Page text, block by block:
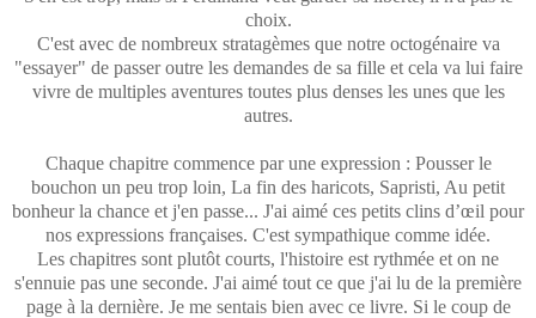
choix.
C'est avec de nombreux stratagèmes que notre octogénaire va
"essayer" de passer outre les demandes de sa fille et cela va lui faire
vivre de multiples aventures toutes plus denses les unes que les
autres.
Chaque chapitre commence par une expression : Pousser le
bouchon un peu trop loin, La fin des haricots, Sapristi, Au petit
bonheur la chance et j'en passe... J'ai aimé ces petits clins d’œil pour
nos expressions françaises. C'est sympathique comme idée.
Les chapitres sont plutôt courts, l'histoire est rythmée et on ne
s'ennuie pas une seconde. J'ai aimé tout ce que j'ai lu de la première
page à la dernière. Je me sentais bien avec ce livre. Si le coup de